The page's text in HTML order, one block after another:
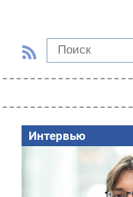
Интервью